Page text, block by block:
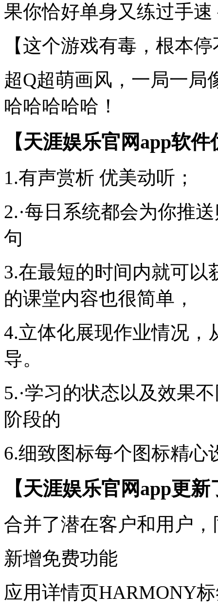
果你恰好单身又练过手
【这个游戏有毒，根本
超Q超萌画风，一局一局
哈哈哈哈哈！
【天涯娱乐官网app软
1.有声赏析 优美动听；
2.·每日系统都会为你推
句
3.在最短的时间内就可
的课堂内容也很简单，
4.立体化展现作业情况，
导。
5.·学习的状态以及效果
阶段的
6.细致图标每个图标精心
【天涯娱乐官网app更
合并了潜在客户和用户
新增免费功能
应用详情页HARMONY